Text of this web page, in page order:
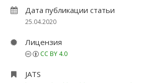
Дата публикации статьи
25.04.2020
Лицензия
CC BY 4.0
JATS